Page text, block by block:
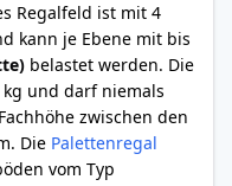
Regalfeld ist mit 4
kann je Ebene mit bis
belastet werden. Die
und darf niemals
zwischen den
Die Palettenregal
vom Typ